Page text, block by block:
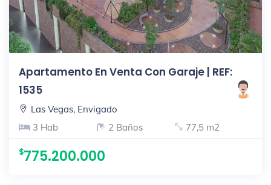
Apartamento En Venta Con Garaje | REF:
1535
Las Vegas, Envigado
3 Hab
2 Baños 77,5 m2
775.200.000